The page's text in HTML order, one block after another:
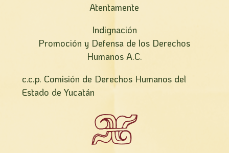
Atentamente
Indignación
Promoción y Defensa de los Derechos
Humanos A.C.
c.c.p. Comisión de Derechos Humanos del
Estado de Yucatán